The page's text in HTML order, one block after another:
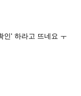
인' 하라고 뜨네요 ㅜ